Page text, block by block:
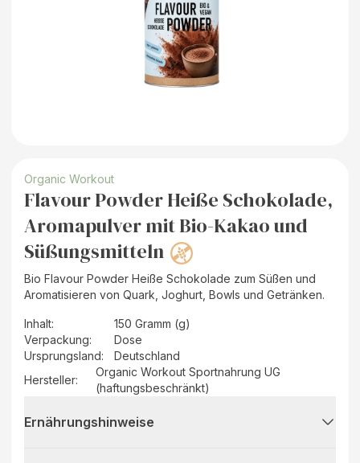
Organic Workout
Flavour Powder Heiße Schokolade,
Aromapulver mit Bio-Kakao und
Süßungsmitteln
Bio Flavour Powder Heiße Schokolade zum Süßen und
Aromatisieren von Quark, Joghurt, Bowls und Getränken.
Inhalt:
150 Gramm (g)
Verpackung:
Dose
Ursprungsland:
Deutschland
Hersteller:
Organic Workout Sportnahrung UG
(haftungsbeschränkt)
Ernährungshinweise